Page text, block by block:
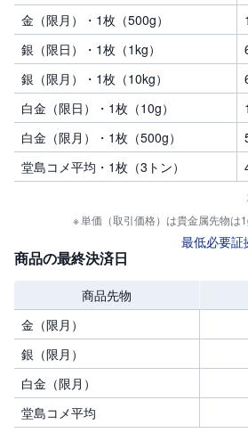
店
頭
C
F
D
S
T(
セ
キ
ュ
リ
テ
ン
)
S
BI
ラ
ッ
プ
ロ
ボ
ア
金（限月）・1枚（500g）
銀（限日）・1枚（1kg）
銀（限月）・1枚（10kg）
白金（限日）・1枚（10g）
白金（限月）・1枚（500g）
堂島コメ平均・1枚（3トン）
単価（取引価格）は貴金属先物は
最低必要証
商品の最終決済日
商品先物
金（限月）
銀（限月）
白金（限月）
堂島コメ平均